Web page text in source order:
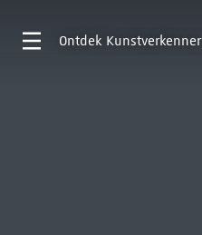
Ontdek Kunstverkenner